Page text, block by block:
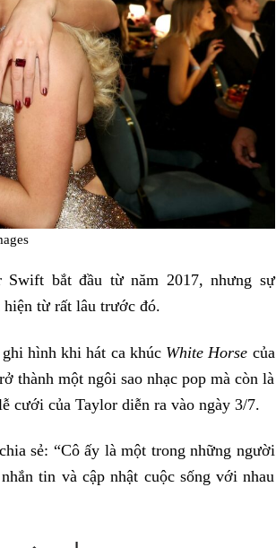
Swift bắt đầu từ năm 2017, nhưng sự
hiện từ rất lâu trước đó.
hình khi hát ca khúc White Horse của
thành một ngôi sao nhạc pop mà còn là
cưới của Taylor diễn ra vào ngày 3/7.
sẻ: “Cô ấy là một trong những người
tin và cập nhật cuộc sống với nhau